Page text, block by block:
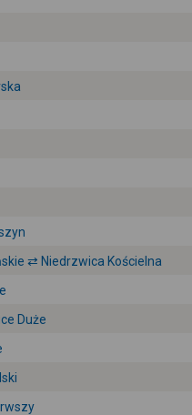
⇄ Niedrzwica Kościelna
Duże